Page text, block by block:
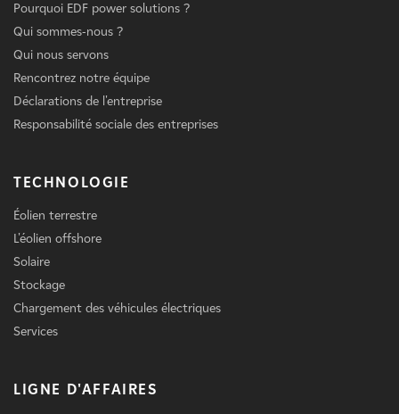
Pourquoi EDF power solutions ?
Qui sommes-nous ?
Qui nous servons
Rencontrez notre équipe
Déclarations de l'entreprise
Responsabilité sociale des entreprises
TECHNOLOGIE
Éolien terrestre
L'éolien offshore
Solaire
Stockage
Chargement des véhicules électriques
Services
LIGNE D'AFFAIRES